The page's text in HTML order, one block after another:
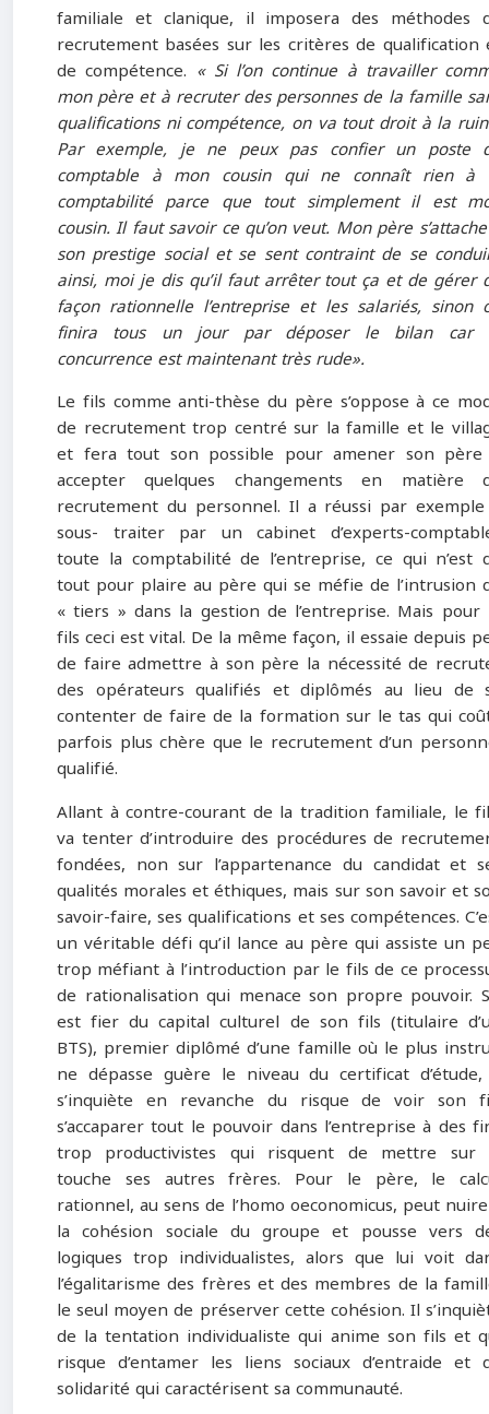
familiale et clanique, il imposera des méthodes
recrutement basées sur les critères de qualification
de compétence. « Si l’on continue à travailler
mon père et à recruter des personnes de la famille
qualifications ni compétence, on va tout droit à la
Par exemple, je ne peux pas confier un poste
comptable à mon cousin qui ne connaît rien à
comptabilité parce que tout simplement il est
cousin. Il faut savoir ce qu’on veut. Mon père
son prestige social et se sent contraint de se
ainsi, moi je dis qu’il faut arrêter tout ça et de gérer
façon rationnelle l’entreprise et les salariés, sinon
finira tous un jour par déposer le bilan car
concurrence est maintenant très rude».
Le fils comme anti-thèse du père s’oppose à ce
de recrutement trop centré sur la famille et le
et fera tout son possible pour amener son
accepter quelques changements en matière
recrutement du personnel. Il a réussi par
sous- traiter par un cabinet d’experts-
toute la comptabilité de l’entreprise, ce qui n’est
tout pour plaire au père qui se méfie de l’intrusion
« tiers » dans la gestion de l’entreprise. Mais pour
fils ceci est vital. De la même façon, il essaie depuis
de faire admettre à son père la nécessité de
des opérateurs qualifiés et diplômés au lieu de
contenter de faire de la formation sur le tas qui
parfois plus chère que le recrutement d’un
qualifié.
Allant à contre-courant de la tradition familiale, le
va tenter d’introduire des procédures de
fondées, non sur l’appartenance du candidat et
qualités morales et éthiques, mais sur son savoir et
savoir-faire, ses qualifications et ses compétences.
un véritable défi qu’il lance au père qui assiste un
trop méfiant à l’introduction par le fils de ce
de rationalisation qui menace son propre pouvoir.
est fier du capital culturel de son fils (titulaire
BTS), premier diplômé d’une famille où le plus
ne dépasse guère le niveau du certificat
s’inquiète en revanche du risque de voir son
s’accaparer tout le pouvoir dans l’entreprise à des
trop productivistes qui risquent de mettre sur
touche ses autres frères. Pour le père, le
rationnel, au sens de l’homo oeconomicus, peut
la cohésion sociale du groupe et pousse vers
logiques trop individualistes, alors que lui voit
l’égalitarisme des frères et des membres de la
le seul moyen de préserver cette cohésion. Il
de la tentation individualiste qui anime son fils et
risque d’entamer les liens sociaux d’entraide et
solidarité qui caractérisent sa communauté.